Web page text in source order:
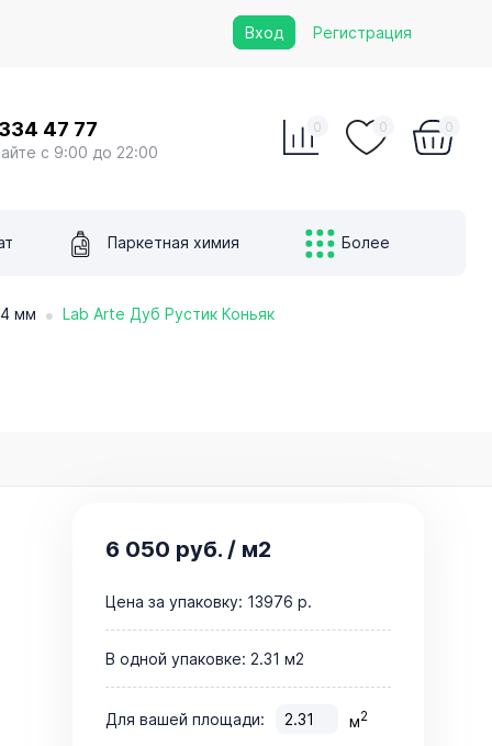
Вход Регистрация
47 77
с 9:00 до 22:00
0 0 0
Паркетная химия Более
мм • Lab Arte Дуб Рустик Коньяк
6 050 руб. / м2
Цена за упаковку: 13976 р.
В одной упаковке: 2.31 м2
Для вашей площади: м2